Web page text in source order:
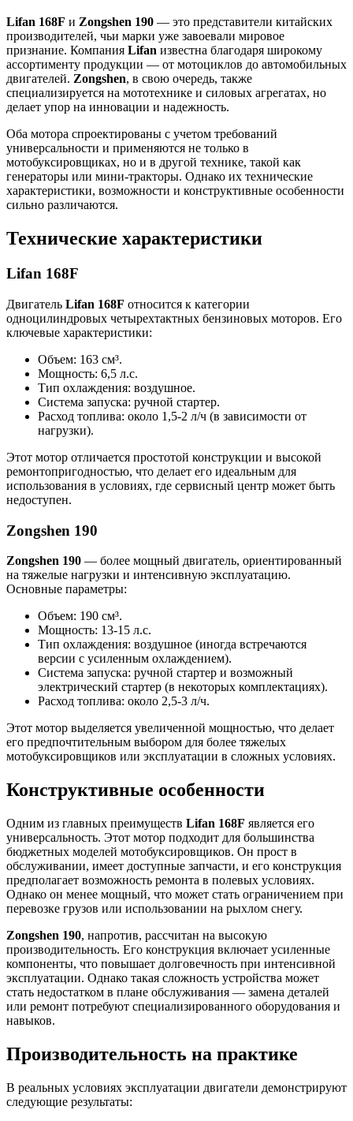
Lifan 168F и Zongshen 190 — это представители китайских
производителей, чьи марки уже завоевали мировое
признание. Компания Lifan известна благодаря широкому
ассортименту продукции — от мотоциклов до автомобильных
двигателей. Zongshen, в свою очередь, также
специализируется на мототехнике и силовых агрегатах, но
делает упор на инновации и надежность.
Оба мотора спроектированы с учетом требований
универсальности и применяются не только в
мотобуксировщиках, но и в другой технике, такой как
генераторы или мини-тракторы. Однако их технические
характеристики, возможности и конструктивные особенности
сильно различаются.
Технические характеристики
Lifan 168F
Двигатель Lifan 168F относится к категории
одноцилиндровых четырехтактных бензиновых моторов. Его
ключевые характеристики:
Объем: 163 см³.
Мощность: 6,5 л.с.
Тип охлаждения: воздушное.
Система запуска: ручной стартер.
Расход топлива: около 1,5-2 л/ч (в зависимости от
нагрузки).
Этот мотор отличается простотой конструкции и высокой
ремонтопригодностью, что делает его идеальным для
использования в условиях, где сервисный центр может быть
недоступен.
Zongshen 190
Zongshen 190 — более мощный двигатель, ориентированный
на тяжелые нагрузки и интенсивную эксплуатацию.
Основные параметры:
Объем: 190 см³.
Мощность: 13-15 л.с.
Тип охлаждения: воздушное (иногда встречаются
версии с усиленным охлаждением).
Система запуска: ручной стартер и возможный
электрический стартер (в некоторых комплектациях).
Расход топлива: около 2,5-3 л/ч.
Этот мотор выделяется увеличенной мощностью, что делает
его предпочтительным выбором для более тяжелых
мотобуксировщиков или эксплуатации в сложных условиях.
Конструктивные особенности
Одним из главных преимуществ Lifan 168F является его
универсальность. Этот мотор подходит для большинства
бюджетных моделей мотобуксировщиков. Он прост в
обслуживании, имеет доступные запчасти, и его конструкция
предполагает возможность ремонта в полевых условиях.
Однако он менее мощный, что может стать ограничением при
перевозке грузов или использовании на рыхлом снегу.
Zongshen 190, напротив, рассчитан на высокую
производительность. Его конструкция включает усиленные
компоненты, что повышает долговечность при интенсивной
эксплуатации. Однако такая сложность устройства может
стать недостатком в плане обслуживания — замена деталей
или ремонт потребуют специализированного оборудования и
навыков.
Производительность на практике
В реальных условиях эксплуатации двигатели демонстрируют
следующие результаты: